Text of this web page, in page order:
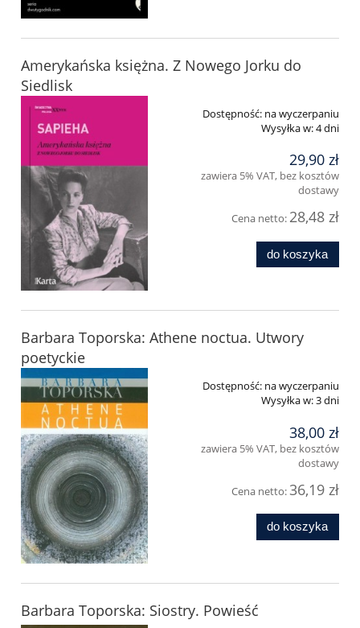
Amerykańska księżna. Z Nowego Jorku do
Siedlisk
Dostępność: na wyczerpaniu
Wysyłka w:4 dni
29,90 zł
zawiera 5% VAT, bez kosztów
dostawy
Cena netto: 28,48 zł
do koszyka
Barbara Toporska: Athene noctua. Utwory
poetyckie
Dostępność: na wyczerpaniu
Wysyłka w:3 dni
38,00 zł
zawiera 5% VAT, bez kosztów
dostawy
Cena netto:36,19 zł
do koszyka
Barbara Toporska: Siostry. Powieść